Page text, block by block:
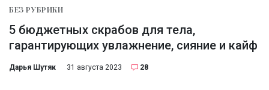
БЕЗ РУБРИКИ
5 бюджетных скрабов для тела,
гарантирующих увлажнение, сияние и кайф
Дарья Шутяк 31 августа 2023 28